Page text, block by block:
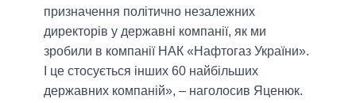
призначення політично незалежних
директорів у державні компанії, як ми
зробили в компанії НАК «Нафтогаз України».
І це стосується інших 60 найбільших
державних компаній», – наголосив Яценюк.